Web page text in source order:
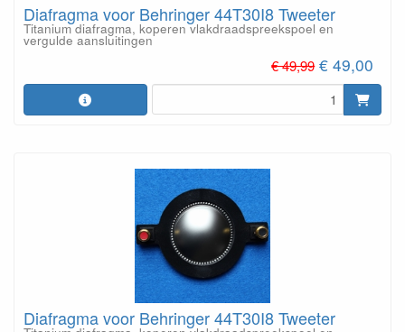
Diafragma voor Behringer 44T30I8 Tweeter
Titanium diafragma, koperen vlakdraadspreekspoel en
vergulde aansluitingen
€ 49,99 € 49,00
Diafragma voor Behringer 44T30I8 Tweeter